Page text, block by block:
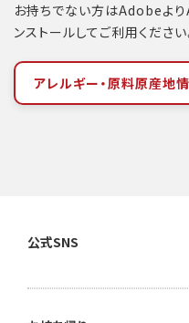
お持ちでない方はAdobeよ
ンストールしてご利用ください
アレルギー・原料原産地
公式SNS